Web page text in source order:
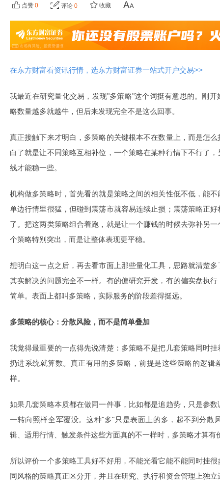
点赞 0 评论 0 收藏
在东方财富看资讯行情，选东方财富证券一站式开户交易>>
我最近在研究量化交易，发现"多策略"这个词挺有意思的。刚
略数量越多就越牛，但后来发现完全不是这么回事。
真正接触下来才明白，多策略的关键根本不在数量上，而是怎
白了就是让不同策略互相补位，一个策略在某种行情下不行了
线才能稳一些。
机构做多策略时，首先看的就是策略之间的相关性低不低，能
单边行情里很猛，但碰到震荡市就容易连续止损；震荡策略正
了。把这两类策略组合着跑，就是让一个赚钱的时候去弥补另
个策略特别突出，而是让整体表现更平稳。
想明白这一点之后，再去看市面上那些量化工具，思路就清楚
其实解决的问题完全不一样。有的偏研究开发，有的偏实盘执
简单。表面上都叫多策略，实际服务的阶段差得挺远。
多策略的核心：分散风险，而不是简单叠加
我觉得最重要的一点得先说清楚：多策略不是把几套策略同时
扔进系统就算数。真正有用的多策略，前提是这些策略的逻辑
样。
如果几套策略本质都在做同一件事，比如都是追趋势，只是参
一转向照样全军覆没。这种"多"只是表面上的多，起不到分散
辑、适用行情、触发条件这些方面真的不一样时，多策略才算有
所以评价一个多策略工具好不好用，不能光看它能不能同时挂
同风格的策略真正区分开，并且在研究、执行和资金管理上独